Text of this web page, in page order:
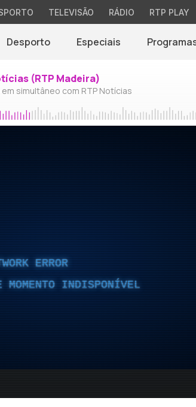
TELEVISÃO RÁDIO RTP PLAY
Desporto Especiais
(RTP Madeira)
em simultâneo com RTP Notícias
ERROR
MOMENTO INDISPONÍVEL